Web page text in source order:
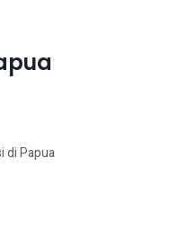
di Papua